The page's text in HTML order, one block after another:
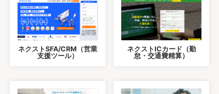
ネクストSFA/CRM（営業
支援ツール）
ネクストICカード（勤
怠・交通費精算）